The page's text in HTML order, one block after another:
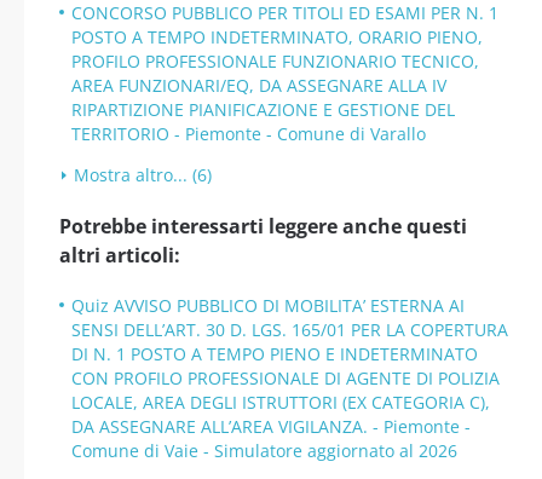
CONCORSO PUBBLICO PER TITOLI ED ESAMI PER N. 1
POSTO A TEMPO INDETERMINATO, ORARIO PIENO,
PROFILO PROFESSIONALE FUNZIONARIO TECNICO,
AREA FUNZIONARI/EQ, DA ASSEGNARE ALLA IV
RIPARTIZIONE PIANIFICAZIONE E GESTIONE DEL
TERRITORIO - Piemonte - Comune di Varallo
Mostra altro... (6)
Potrebbe interessarti leggere anche questi
altri articoli:
Quiz AVVISO PUBBLICO DI MOBILITA’ ESTERNA AI
SENSI DELL’ART. 30 D. LGS. 165/01 PER LA COPERTURA
DI N. 1 POSTO A TEMPO PIENO E INDETERMINATO
CON PROFILO PROFESSIONALE DI AGENTE DI POLIZIA
LOCALE, AREA DEGLI ISTRUTTORI (EX CATEGORIA C),
DA ASSEGNARE ALL’AREA VIGILANZA. - Piemonte -
Comune di Vaie - Simulatore aggiornato al 2026